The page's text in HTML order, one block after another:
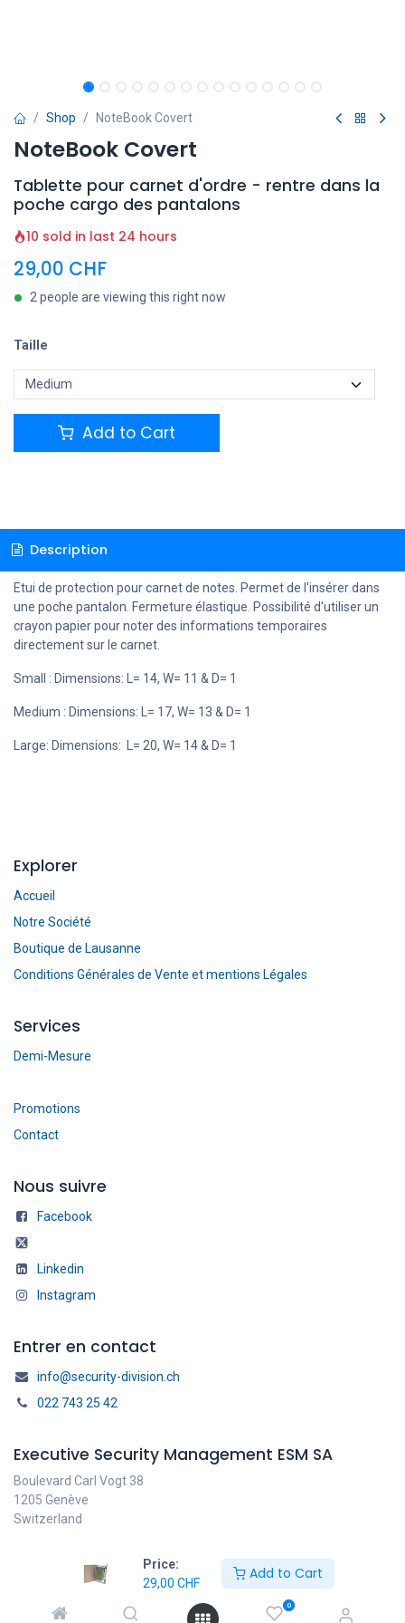
Price:
29,00 CHF
Add to Cart
0
Shop NoteBook Covert
NoteBook Covert
Tablette pour carnet d'ordre - rentre dans la
poche cargo des pantalons
10 sold in last 24 hours
29,00 CHF
2 people are viewing this right now
Taille
Add to Cart
Description
Etui de protection pour carnet de notes. Permet de l'insérer dans
une poche pantalon. Fermeture élastique. Possibilité d'utiliser un
crayon papier pour noter des informations temporaires
directement sur le carnet.
Small : Dimensions: L= 14, W= 11 & D= 1
Medium : Dimensions: L= 17, W= 13 & D= 1
Large: Dimensions: L= 20, W= 14 & D= 1
Explorer
Accueil
Notre Société
Boutique de Lausanne
Conditions Générales de Vente et mentions Légales
Services
Demi-Mesure
Promotions
Contact
Nous suivre
Facebook
Linkedin
Instagram
Entrer en contact
info@security-division.ch
022 743 25 42
Executive Security Management ESM SA
Boulevard Carl Vogt 38
1205 Genève
Switzerland
Français
Généré par - Le #1Open Source eCommerce